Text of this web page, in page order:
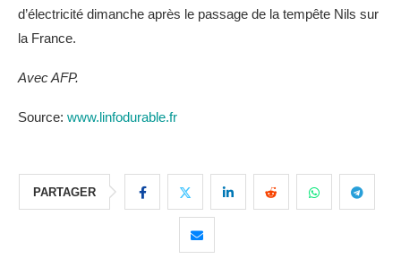
d’électricité dimanche après le passage de la tempête Nils sur
la France.
Avec AFP.
Source: www.linfodurable.fr
PARTAGER